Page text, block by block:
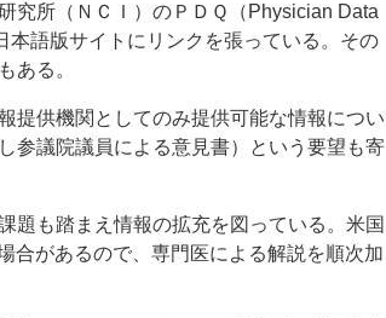
究所（ＮＣＩ）のＰＤＱ（Physician Data
語版サイトにリンクを張っている。その
ある。
供機関としてのみ提供可能な情報につい
参議院議員による意見書）という要望も寄
も踏まえ情報の拡充を図っている。米国
合があるので、専門医による解説を順次加